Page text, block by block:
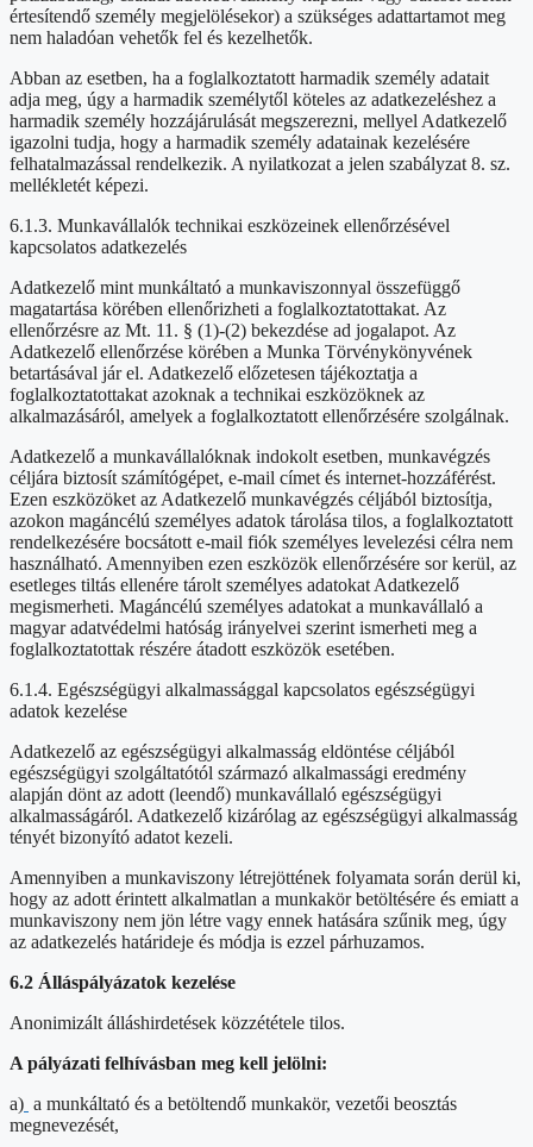
értesítendő személy megjelölésekor) a szükséges adattartamot meg
nem haladóan vehetők fel és kezelhetők.
Abban az esetben, ha a foglalkoztatott harmadik személy adatait
adja meg, úgy a harmadik személytől köteles az adatkezeléshez a
harmadik személy hozzájárulását megszerezni, mellyel Adatkezelő
igazolni tudja, hogy a harmadik személy adatainak kezelésére
felhatalmazással rendelkezik. A nyilatkozat a jelen szabályzat 8. sz.
mellékletét képezi.
6.1.3. Munkavállalók technikai eszközeinek ellenőrzésével
kapcsolatos adatkezelés
Adatkezelő mint munkáltató a munkaviszonnyal összefüggő
magatartása körében ellenőrizheti a foglalkoztatottakat. Az
ellenőrzésre az Mt. 11. § (1)-(2) bekezdése ad jogalapot. Az
Adatkezelő ellenőrzése körében a Munka Törvénykönyvének
betartásával jár el. Adatkezelő előzetesen tájékoztatja a
foglalkoztatottakat azoknak a technikai eszközöknek az
alkalmazásáról, amelyek a foglalkoztatott ellenőrzésére szolgálnak.
Adatkezelő a munkavállalóknak indokolt esetben, munkavégzés
céljára biztosít számítógépet, e-mail címet és internet-hozzáférést.
Ezen eszközöket az Adatkezelő munkavégzés céljából biztosítja,
azokon magáncélú személyes adatok tárolása tilos, a foglalkoztatott
rendelkezésére bocsátott e-mail fiók személyes levelezési célra nem
használható. Amennyiben ezen eszközök ellenőrzésére sor kerül, az
esetleges tiltás ellenére tárolt személyes adatokat Adatkezelő
megismerheti. Magáncélú személyes adatokat a munkavállaló a
magyar adatvédelmi hatóság irányelvei szerint ismerheti meg a
foglalkoztatottak részére átadott eszközök esetében.
6.1.4. Egészségügyi alkalmassággal kapcsolatos egészségügyi
adatok kezelése
Adatkezelő az egészségügyi alkalmasság eldöntése céljából
egészségügyi szolgáltatótól származó alkalmassági eredmény
alapján dönt az adott (leendő) munkavállaló egészségügyi
alkalmasságáról. Adatkezelő kizárólag az egészségügyi alkalmasság
tényét bizonyító adatot kezeli.
Amennyiben a munkaviszony létrejöttének folyamata során derül ki,
hogy az adott érintett alkalmatlan a munkakör betöltésére és emiatt a
munkaviszony nem jön létre vagy ennek hatására szűnik meg, úgy
az adatkezelés határideje és módja is ezzel párhuzamos.
6.2 Álláspályázatok kezelése
Anonimizált álláshirdetések közzététele tilos.
A pályázati felhívásban meg kell jelölni:
a) a munkáltató és a betöltendő munkakör, vezetői beosztás
megnevezését,